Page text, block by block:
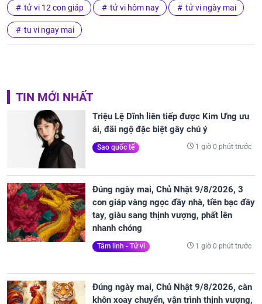
tử vi 12 con giáp tử vi hôm nay tử vi ngày mai
tu vi ngay mai
TIN MỚI NHẤT
Triệu Lệ Dĩnh liên tiếp được Kim Ưng ưu
ái, đãi ngộ đặc biệt gây chú ý
Sao quốc tế 1 giờ 0 phút trước
Đúng ngày mai, Chủ Nhật 9/8/2026, 3
con giáp vàng ngọc đầy nhà, tiền bạc đầy
tay, giàu sang thịnh vượng, phất lên
nhanh chóng
Tâm linh - Tử vi 1 giờ 0 phút trước
Đúng ngày mai, Chủ Nhật 9/8/2026, càn
khôn xoay chuyển, vận trình thịnh vượng,